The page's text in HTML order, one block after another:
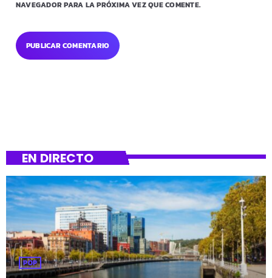
NAVEGADOR PARA LA PRÓXIMA VEZ QUE COMENTE.
EN DIRECTO
POP